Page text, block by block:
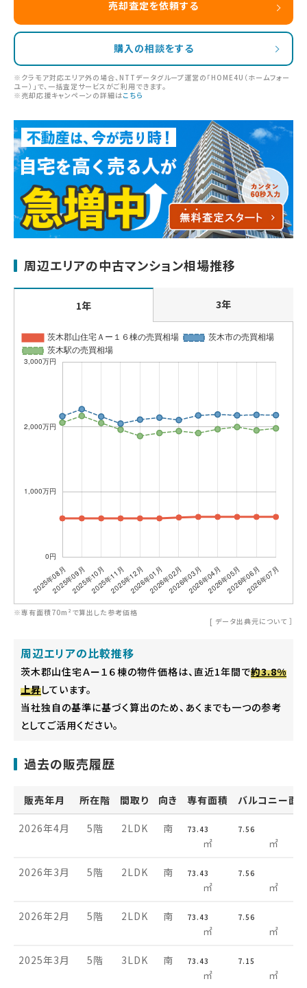
売却査定を依頼する
購入の相談をする
※クラモア対応エリア外の場合、NTTデータグループ運営の「HOME4U（ホームフォー
ユー）」で、一括査定サービスがご利用できます。
※売却応援キャンペーンの詳細はこちら
周辺エリアの中古マンション相場推移
1年 3年
※専有面積70m²で算出した参考価格
[ データ出典元について ］
周辺エリアの比較推移
茨木郡山住宅Ａー１６棟の物件価格は、直近1年間で約3.8%
上昇しています。
当社独自の基準に基づく算出のため、あくまでも一つの参考
としてご活用ください。
過去の販売履歴
販売年月 所在階 間取り 向き 専有面積 バルコニー面
2026年4月 5階 2LDK 南 73.43
㎡
7.56
㎡
2026年3月 5階 2LDK 南 73.43
㎡
7.56
㎡
2026年2月 5階 2LDK 南 73.43
㎡
7.56
㎡
2025年3月 5階 3LDK 南 73.43
㎡
7.15
㎡